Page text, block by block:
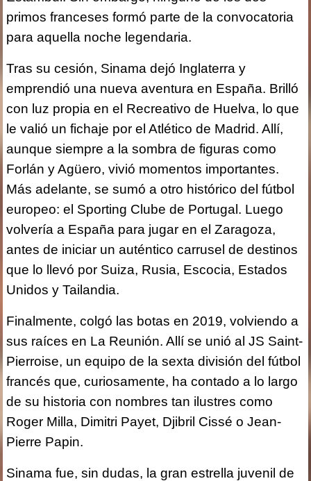
primos franceses formó parte de la convocatoria
para aquella noche legendaria.
Tras su cesión, Sinama dejó Inglaterra y
emprendió una nueva aventura en España. Brilló
con luz propia en el Recreativo de Huelva, lo que
le valió un fichaje por el Atlético de Madrid. Allí,
aunque siempre a la sombra de figuras como
Forlán y Agüero, vivió momentos importantes.
Más adelante, se sumó a otro histórico del fútbol
europeo: el Sporting Clube de Portugal. Luego
volvería a España para jugar en el Zaragoza,
antes de iniciar un auténtico carrusel de destinos
que lo llevó por Suiza, Rusia, Escocia, Estados
Unidos y Tailandia.
Finalmente, colgó las botas en 2019, volviendo a
sus raíces en La Reunión. Allí se unió al JS Saint-
Pierroise, un equipo de la sexta división del fútbol
francés que, curiosamente, ha contado a lo largo
de su historia con nombres tan ilustres como
Roger Milla, Dimitri Payet, Djibril Cissé o Jean-
Pierre Papin.
Sinama fue, sin dudas, la gran estrella juvenil de